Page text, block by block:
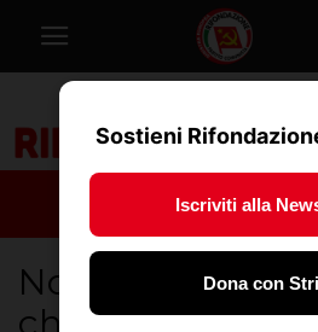
No ad una
Sostieni
Iscriviti alla
Dona con